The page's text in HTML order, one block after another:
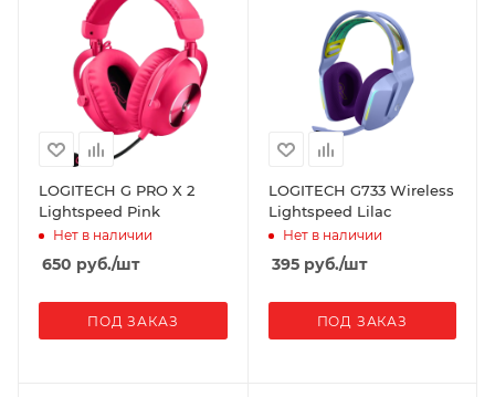
LOGITECH G PRO X 2
Lightspeed Pink
Нет в наличии
650 руб./шт
ПОД ЗАКАЗ
LOGITECH G733 Wireless
Lightspeed Lilac
Нет в наличии
395руб./шт
ПОД ЗАКАЗ